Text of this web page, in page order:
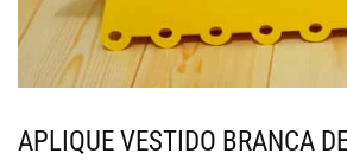
APLIQUE VESTIDO BRANCA